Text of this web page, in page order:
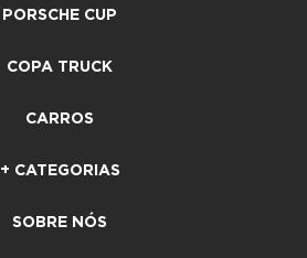
PORSCHE CUP
COPA TRUCK
CARROS
+ CATEGORIAS
SOBRE NÓS